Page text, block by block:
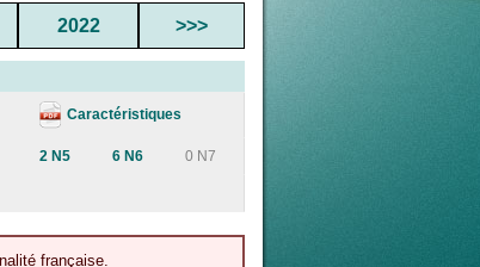
2022 >>>
Caractéristiques
2 N5 6 N6 0 N7
française.